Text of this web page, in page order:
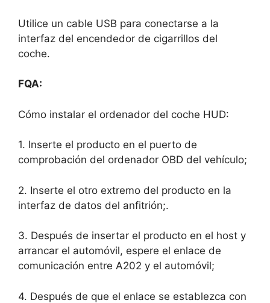
Utilice un cable USB para conectarse a la
interfaz del encendedor de cigarrillos del
coche.
FQA:
Cómo instalar el ordenador del coche HUD:
1. Inserte el producto en el puerto de
comprobación del ordenador OBD del vehículo;
2. Inserte el otro extremo del producto en la
interfaz de datos del anfitrión;.
3. Después de insertar el producto en el host y
arrancar el automóvil, espere el enlace de
comunicación entre A202 y el automóvil;
4. Después de que el enlace se establezca con